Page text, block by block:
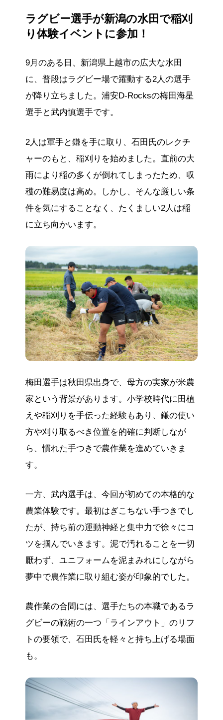
ラグビー選手が新潟の水田で稲刈
り体験イベントに参加！
9月のある日、新潟県上越市の広大な水田
に、普段はラグビー場で躍動する2人の選手
が降り立ちました。浦安D-Rocksの梅田海星
選手と武内慎選手です。
2人は軍手と鎌を手に取り、石田氏のレクチ
ャーのもと、稲刈りを始めました。直前の大
雨により稲の多くが倒れてしまったため、収
穫の難易度は高め。しかし、そんな厳しい条
件を気にすることなく、たくましい2人は稲
に立ち向かいます。
梅田選手は秋田県出身で、母方の実家が米農
家という背景があります。小学校時代に田植
えや稲刈りを手伝った経験もあり、鎌の使い
方や刈り取るべき位置を的確に判断しなが
ら、慣れた手つきで農作業を進めていきま
す。
一方、武内選手は、今回が初めての本格的な
農業体験です。最初はぎこちない手つきでし
たが、持ち前の運動神経と集中力で徐々にコ
ツを掴んでいきます。泥で汚れることを一切
厭わず、ユニフォームを泥まみれにしながら
夢中で農作業に取り組む姿が印象的でした。
農作業の合間には、選手たちの本職であるラ
グビーの戦術の一つ「ラインアウト」のリフ
トの要領で、石田氏を軽々と持ち上げる場面
も。